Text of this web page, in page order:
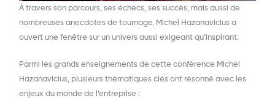
À travers son parcours, ses échecs, ses succès, mais aussi de
nombreuses anecdotes de tournage, Michel Hazanavicius a
ouvert une fenêtre sur un univers aussi exigeant qu’inspirant.
Parmi les grands enseignements de cette conférence Michel
Hazanavicius, plusieurs thématiques clés ont résonné avec les
enjeux du monde de l’entreprise :